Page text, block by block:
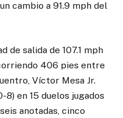
cambio a 91.9 mph del
de salida de 107.1 mph
406 pies entre
Víctor Mesa Jr.
en 15 duelos jugados
anotadas, cinco